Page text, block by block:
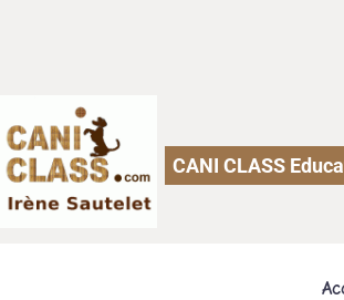
CANI CLASS